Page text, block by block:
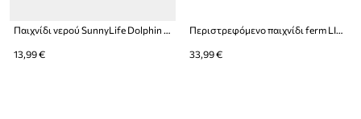
Παιχνίδι νερού SunnyLife Dolphin Pastel
13,99 €
Περιστρεφόμενο παιχνίδι ferm LIVING Spin Tops 5-pack
33,99 €